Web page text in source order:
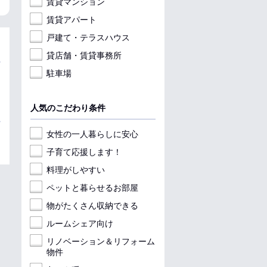
賃貸アパート
戸建て・テラスハウス
貸店舗・賃貸事務所
駐車場
人気のこだわり条件
女性の一人暮らしに安心
子育て応援します！
料理がしやすい
ペットと暮らせるお部屋
物がたくさん収納できる
ルームシェア向け
リノベーション＆リフォーム
物件